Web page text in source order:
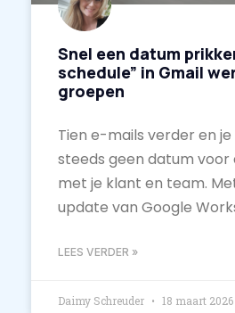
Snel een datum
schedule” in Gmail
groepen
Tien e-mails verder en
steeds geen datum voor
met je klant en team.
update van Google
LEES VERDER »
Daimy Schreuder 18 maart 2026